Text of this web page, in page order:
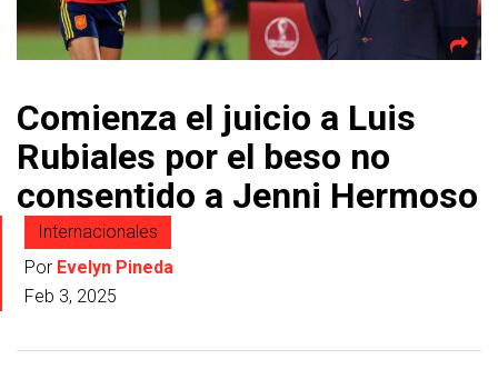
Comienza el juicio a Luis
Rubiales por el beso no
consentido a Jenni Hermoso
Internacionales
Por Evelyn Pineda
Feb 3, 2025